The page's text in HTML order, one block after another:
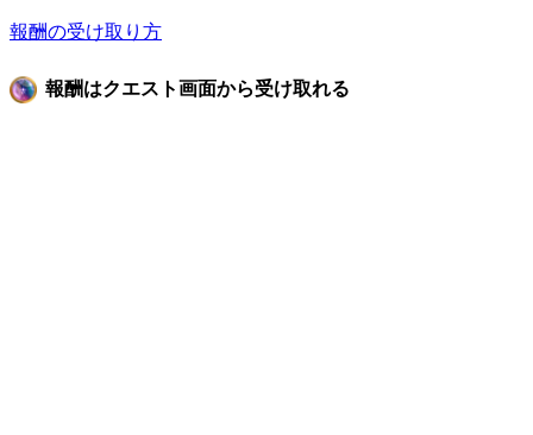
報酬の受け取り方
報酬はクエスト画面から受け取れる